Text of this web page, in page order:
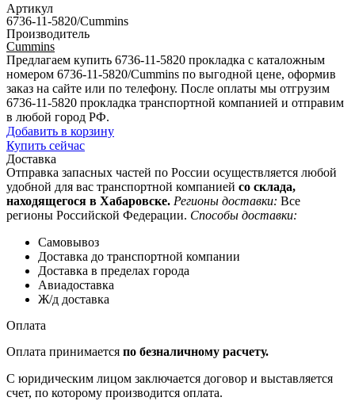
Артикул
6736-11-5820/Cummins
Производитель
Cummins
Предлагаем купить 6736-11-5820 прокладка с каталожным
номером 6736-11-5820/Cummins по выгодной цене, оформив
заказ на сайте или по телефону. После оплаты мы отгрузим
6736-11-5820 прокладка транспортной компанией и отправим
в любой город РФ.
Добавить в корзину
Купить сейчас
Доставка
Отправка запасных частей по России осуществляется любой
удобной для вас транспортной компанией со склада,
находящегося в Хабаровске. Регионы доставки: Все
регионы Российской Федерации. Способы доставки:
Самовывоз
Доставка до транспортной компании
Доставка в пределах города
Авиадоставка
Ж/д доставка
Оплата
Оплата принимается по безналичному расчету.
С юридическим лицом заключается договор и выставляется
счет, по которому производится оплата.